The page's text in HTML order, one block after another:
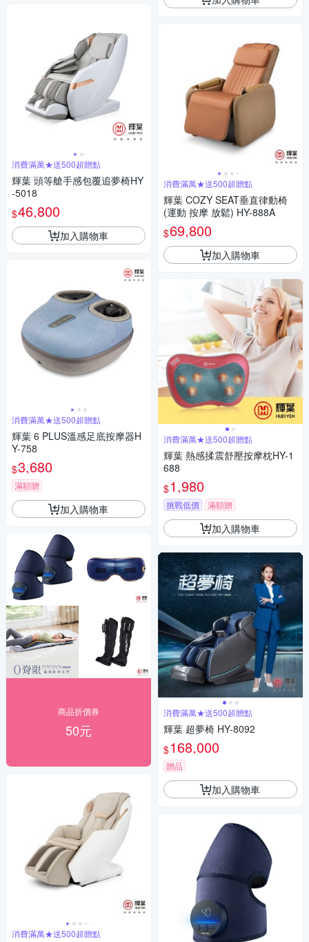
消費滿萬★送500超贈點
輝葉 頭等艙手感包覆追夢椅HY
-5018
$46,800
加入購物車
消費滿萬★送500超贈點
輝葉 6 PLUS溫感足底按摩器H
Y-758
$3,680
滿額贈
加入購物車
商品折價券
50元
消費滿萬★送500超贈點
消費滿萬★送500超贈點
輝葉 COZY SEAT垂直律動椅
(運動 按摩 放鬆) HY-888A
$69,800
加入購物車
消費滿萬★送500超贈點
輝葉 熱感揉震舒壓按摩枕HY-1
688
$1,980
挑戰低價 滿額贈
加入購物車
消費滿萬★送500超贈點
輝葉 超夢椅 HY-8092
$168,000
贈品
加入購物車